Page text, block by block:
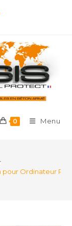
0 Menu
Ordinateur